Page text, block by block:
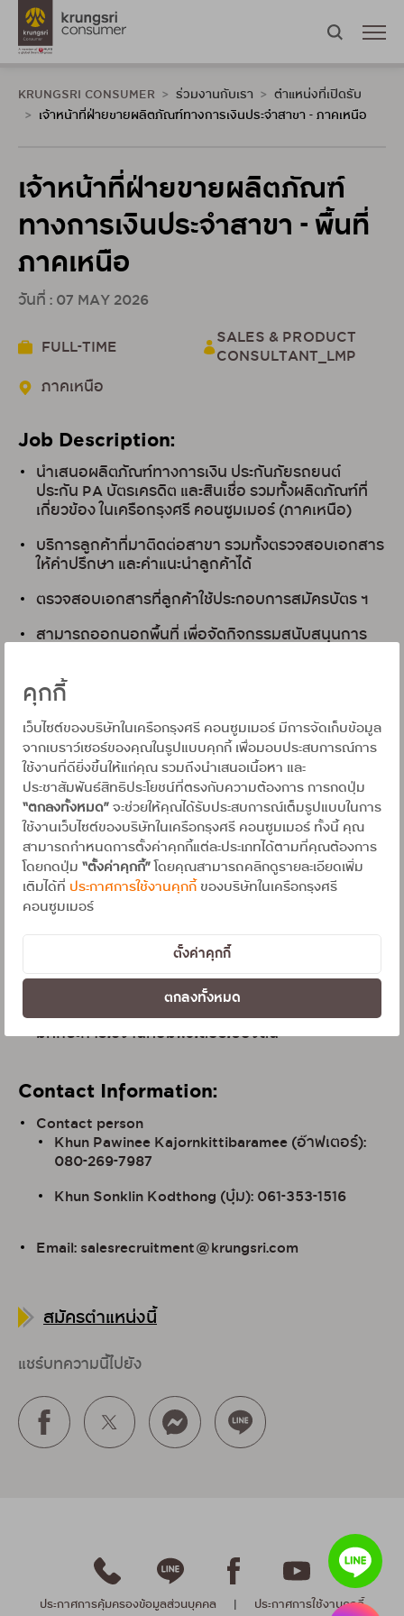
คุกกี้
เว็บไซต์ของบริษัทในเครือกรุงศรี คอนซูมเมอร์ มีการจัดเก็บข้อมูล
จากเบราว์เซอร์ของคุณในรูปแบบคุกกี้ เพื่อมอบประสบการณ์การ
ใช้งานที่ดียิ่งขึ้นให้แก่คุณ รวมถึงนำเสนอเนื้อหา และ
ประชาสัมพันธ์สิทธิประโยชน์ที่ตรงกับความต้องการ การกดปุ่ม
“ตกลงทั้งหมด”จะช่วยให้คุณได้รับประสบการณ์เต็มรูปแบบในการ
ใช้งานเว็บไซต์ของบริษัทในเครือกรุงศรี คอนซูมเมอร์ ทั้งนี้ คุณ
สามารถกำหนดการตั้งค่าคุกกี้แต่ละประเภทได้ตามที่คุณต้องการ
โดยกดปุ่ม “ตั้งค่าคุกกี้”โดยคุณสามารถคลิกดูรายละเอียดเพิ่ม
เติมได้ที่ ประกาศการใช้งานคุกกี้ ของบริษัทในเครือกรุงศรี
คอนซูมเมอร์
ตั้งค่าคุกกี้
ตกลงทั้งหมด
KRUNGSRI CONSUMER ร่วมงานกับเรา
ตำแหน่งที่เปิดรับ
เจ้าหน้าที่ฝ่ายขายผลิตภัณฑ์ทางการเงินประจำสาขา - ภาคเหนือ
เจ้าหน้าที่ฝ่ายขายผลิตภัณฑ์
ทางการเงินประจำสาขา - พื้นที่
ภาคเหนือ
วันที่ : 07 MAY 2026
FULL-TIME
SALES & PRODUCT
CONSULTANT_LMP
ภาคเหนือ
Job Description:
นำเสนอผลิตภัณฑ์ทางการเงิน ประกันภัยรถยนต์
ประกัน PA บัตรเครดิต และสินเชื่อ รวมทั้งผลิตภัณฑ์ที่
เกี่ยวข้อง ในเครือกรุงศรี คอนซูมเมอร์ (ภาคเหนือ)
บริการลูกค้าที่มาติดต่อสาขา รวมทั้งตรวจสอบเอกสาร
ให้คำปรึกษา และคำแนะนำลูกค้าได้
ตรวจสอบเอกสารที่ลูกค้าใช้ประกอบการสมัครบัตร ฯ
สามารถออกนอกพื้นที่ เพื่อจัดกิจกรรมสนับสนุนการ
วางแผนการบริหารกับทีมขาย ภายในสาขา เพื่อให้บรรลุ
Qualifications:
วุฒิการศึกษา : ม.6 /ปวช - ปริญญาตรี
หากมีประสบการณ์ด้านการขาย หรือมีความรู้ด้านสิน
เชื่อ, บัตรเครดิต, ประกันภัยและประกันชีวิตมา จะได้รับ
พิจารณาเป็นพิเศษ
มีทัศนคติที่ดี มีใจรักงานบริการ มีวินัย ตรงต่อเวลา และ
สามารถทำงาน ออกบูท จัดกิจกรรมทางการตลาดนอก
มีทักษะการใช้งานคอมพิวเตอร์เบื้องต้น
Contact Information:
Contact person
Khun Pawinee Kajornkittibaramee (อ๊าฟเตอร์):
080-269-7987
Khun Sonklin Kodthong (บุ๋ม): 061-353-1516
Email: salesrecruitment@krungsri.com
สมัครตำแหน่งนี้
แชร์บทความนี้ไปยัง
ประกาศการคุ้มครองข้อมูลส่วนบุคคล | ประกาศการใช้งานคุกกี้